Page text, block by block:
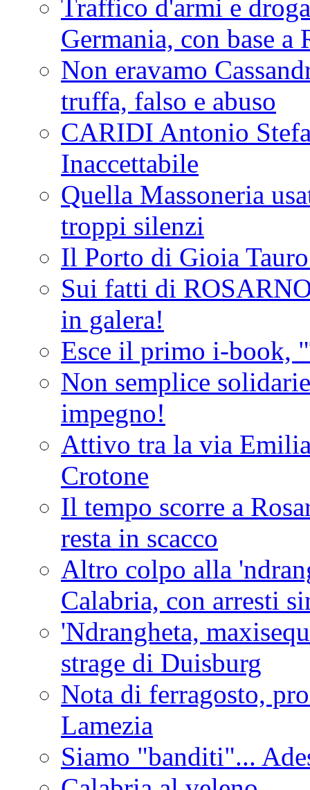
Traffico d'armi e
Germania, con base a
Non eravamo
truffa, falso e abuso
CARIDI Antonio
Inaccettabile
Quella Massoneria
troppi silenzi
Il Porto di Gioia
Sui fatti di
in galera!
Esce il primo i-book,
Non semplice
impegno!
Attivo tra la via
Crotone
Il tempo scorre a
resta in scacco
Altro colpo alla
Calabria, con arresti
'Ndrangheta,
strage di Duisburg
Nota di ferragosto,
Lamezia
Siamo "banditi"...